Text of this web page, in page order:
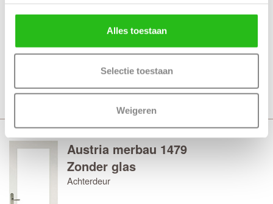
Alles toestaan
Selectie toestaan
Weigeren
Zonder glas
Achterdeur
Vanaf € 585,-
Bekijk
Austria merbau 1479
Zonder glas
Achterdeur